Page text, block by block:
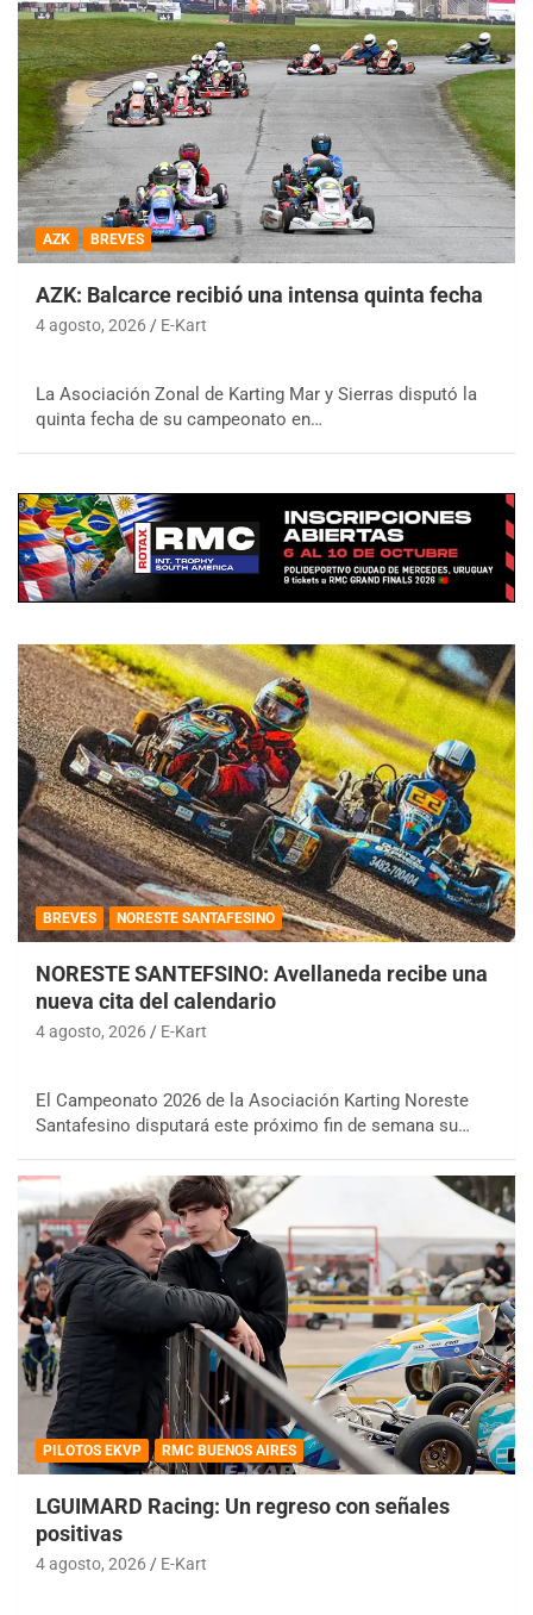
AZK BREVES
AZK: Balcarce recibió una intensa quinta fecha
4 agosto, 2026 E-Kart
La Asociación Zonal de Karting Mar y Sierras disputó la
quinta fecha de su campeonato en…
BREVES NORESTE SANTAFESINO
NORESTE SANTEFSINO: Avellaneda recibe una
nueva cita del calendario
4 agosto, 2026 E-Kart
El Campeonato 2026 de la Asociación Karting Noreste
Santafesino disputará este próximo fin de semana su…
PILOTOS EKVP RMC BUENOS AIRES
LGUIMARD Racing: Un regreso con señales
positivas
4 agosto, 2026 E-Kart